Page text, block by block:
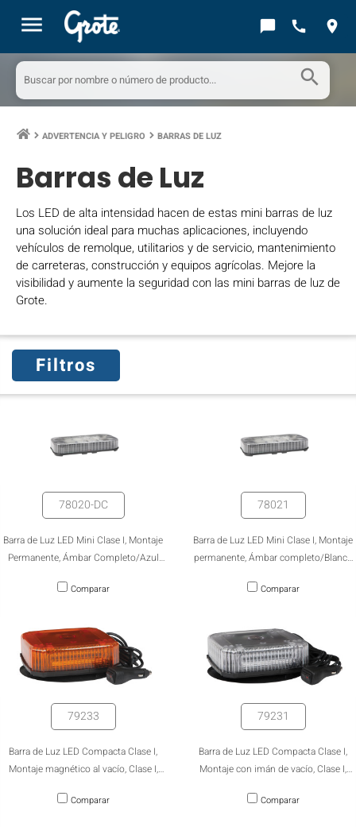
menu chat_bubble call location_on
search
keyboard_arrow_right ADVERTENCIA Y PELIGRO keyboard_arrow_right BARRAS DE LUZ
Barras de Luz
Los LED de alta intensidad hacen de estas mini barras de luz
una solución ideal para muchas aplicaciones, incluyendo
vehículos de remolque, utilitarios y de servicio, mantenimiento
de carreteras, construcción y equipos agrícolas. Mejore la
visibilidad y aumente la seguridad con las mini barras de luz de
Grote.
Filtros
78020-DC
Barra de Luz LED Mini Clase I, Montaje
Permanente, Ámbar Completo/Azul
Comparar
78021
Barra de Luz LED Mini Clase I, Montaje
permanente, Ámbar completo/Blanco
Comparar
79233
Barra de Luz LED Compacta Clase I,
Montaje magnético al vacío, Clase I,
Comparar
79231
Barra de Luz LED Compacta Clase I,
Montaje con imán de vacío, Clase I,
Comparar